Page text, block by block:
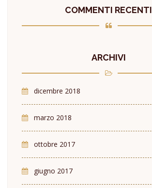
COMMENTI RECENTI
ARCHIVI
dicembre 2018
marzo 2018
ottobre 2017
giugno 2017